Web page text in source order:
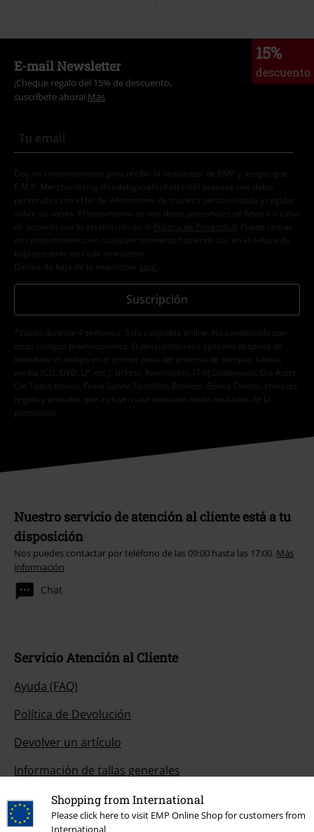
Shopping from International
Please click here to visit EMP Online Shop for customers from
International
15%
descuento
E-mail Newsletter
¡Cheque regalo del 15% de descuento,
suscríbete ahora! Más
Doy mi consentimiento para recibir la newsletter de EMP y acepto que
E.M.P. Merchandising Handelsgesellschaft mbH procese mis datos
personales con el fin de informarme de manera personalizada y regular
sobre su oferta. El tratamiento de mis datos personales se llevará a cabo
de acuerdo con lo establecido en la
Política de Privacidad . Puedo retirar
mi consentimiento en cualquier momento haciendo clic en el enlace de
baja presente en cada newsletter.
Darme de baja de la newsletter
aquí
Suscripción
*Válido durante 4 semanas. Solo canjeable online. No combinable con
otros códigos promocionales. El descuento será aplicado después de
introducir el código en el primer paso del proceso de compra. Libros,
media (CD, DVD, LP, etc.), tickets, Rammstein, (Till) Lindemann, Die Ärzte,
Die Toten Hosen, Feine Sahne Fischfilet, Broilers, Böhse Onkelz, cheques-
regalo y artículos que incluyen una donación están excluidos de la
promoción.
Nuestro servicio de atención al cliente está a tu
disposición
Nos puedes contactar por teléfono de las 09:00 hasta las 17:00. Más
información
Chat
Servicio Atención al Cliente
Ayuda (FAQ)
Política de Devolución
Devolver un artículo
Información de tallas generales
Cancelar mi membresía BSC
Métodos de pago